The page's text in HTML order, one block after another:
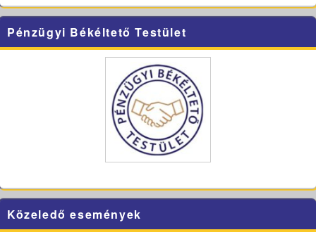
Pénzügyi Békéltető Testület
Közeledő események